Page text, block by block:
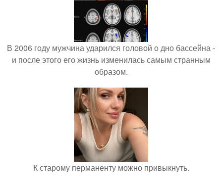
В 2006 году мужчина ударился головой о дно бассейна -
и после этого его жизнь изменилась самым странным
образом.
К старому перманенту можно привыкнуть.